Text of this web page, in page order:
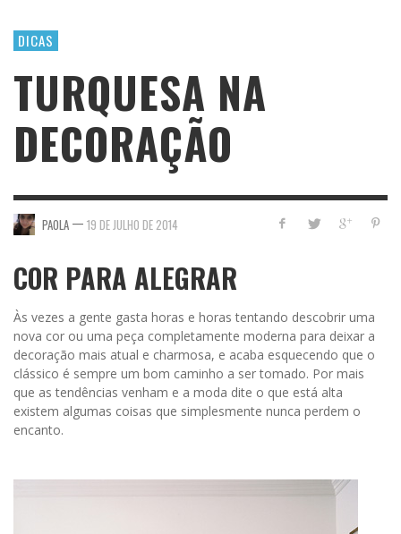
DICAS
TURQUESA NA
DECORAÇÃO
PAOLA — 19 DE JULHO DE 2014
COR PARA ALEGRAR
Às vezes a gente gasta horas e horas tentando descobrir uma
nova cor ou uma peça completamente moderna para deixar a
decoração mais atual e charmosa, e acaba esquecendo que o
clássico é sempre um bom caminho a ser tomado. Por mais
que as tendências venham e a moda dite o que está alta
existem algumas coisas que simplesmente nunca perdem o
encanto.